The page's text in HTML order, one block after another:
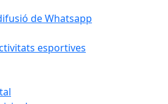
de Whatsapp
esportives